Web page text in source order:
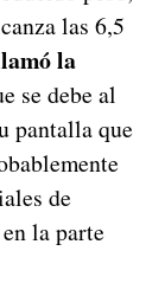
las 6,5
la
se debe al
pantalla que
de
la parte